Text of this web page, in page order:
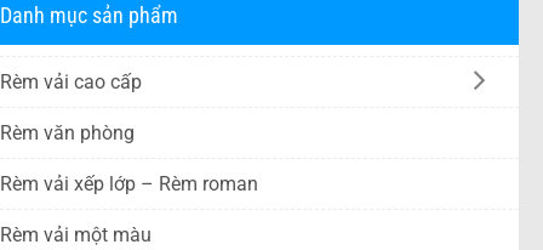
Danh mục sản phẩm
Rèm vải cao cấp
Rèm văn phòng
Rèm vải xếp lớp – Rèm roman
Rèm vải một màu